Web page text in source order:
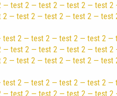
test 2 — test 2 — test 2 — test
— test 2 — test 2 — test 2 —
test 2 — test 2 — test 2 — test
test 2 — test 2 — test 2 — test
— test 2 — test 2 — test 2 —
test 2 — test 2 — test 2 — test
test 2 — test 2 — test 2 — test